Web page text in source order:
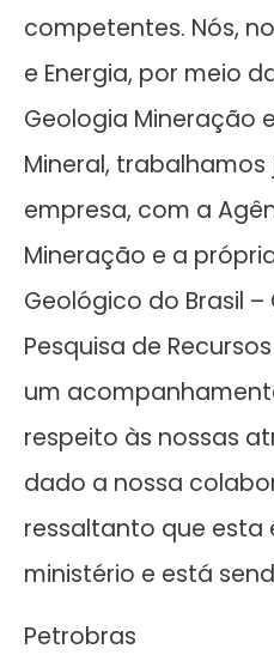
competentes. Nós,
e Energia, por meio
Geologia Mineração
Mineral,
empresa, com a
Mineração e a
Geológico do Brasil
Pesquisa de
um
respeito às nossas
dado a nossa
ressaltanto que
ministério e está
Petrobras